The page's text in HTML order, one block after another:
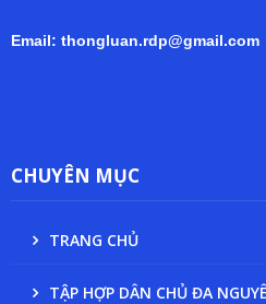
Email: thongluan.rdp@gmail.com
CHUYÊN MỤC
TRANG CHỦ
TẬP HỢP DÂN CHỦ ĐA